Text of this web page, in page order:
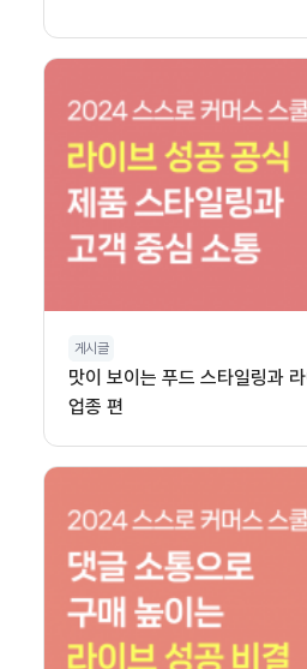
게시글
맛이 보이는 푸드 스타일링과
업종 편